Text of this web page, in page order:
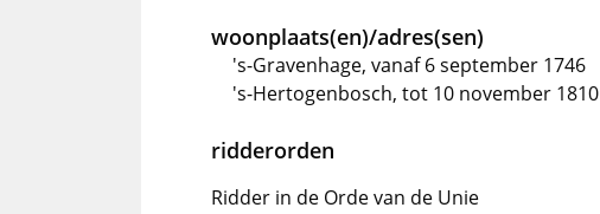
woonplaats(en)/adres(sen)
's-Gravenhage, vanaf 6 september 1746
's-Hertogenbosch, tot 10 november 1810
ridderorden
Ridder in de Orde van de Unie